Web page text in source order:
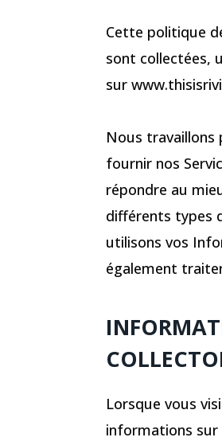
Cette politique
sont collectées,
sur
Nous travaillons
fournir nos
répondre au
différents types
utilisons vos
également
Lorsque vous
informations